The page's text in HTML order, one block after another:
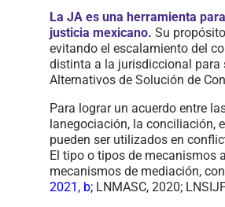
La JA es una herramienta
justicia mexicano. Su
evitando el escalamiento del
distinta a la jurisdiccional para
Alternativos de Solución de
Para lograr un acuerdo entre
lanegociación, la conciliación,
pueden ser utilizados en
El tipo o tipos de mecanismos
mecanismos de mediación,
2021 , b; LNMASC, 2020;